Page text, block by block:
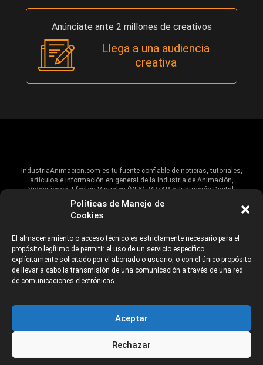
Políticas de Manejo de
Cookies
El almacenamiento o acceso técnico es estrictamente necesario para el
propósito legítimo de permitir el uso de un servicio específico
explícitamente solicitado por el abonado o usuario, o con el único propósito
de llevar a cabo la transmisión de una comunicación a través de una red
de comunicaciones electrónicas.
Aceptar
Rechazar
Anúnciate ante 2 millones de creativos
Llega a una audiencia
creativa
IndustriaAnimacion.com es tu fuente confiable de noticias, tutoriales,
artículos e información en general de la Industria de Animación,
Videojuegos, Efectos Visuales (VFX), VR/AR e Ilustración Digital.
Hablamos de estas industrias y su alcance global, pero damos un énfasis
especial al talento, estudios, escuelas, eventos y organizaciones que
ANUNCIANTES AVISO DE PRIVACIDAD
©2026 Industria Networks